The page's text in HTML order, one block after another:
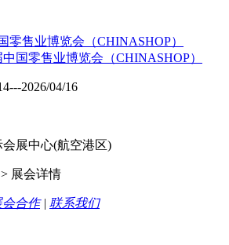
国零售业博览会（CHINASHOP）
2026/04/16
展中心(航空港区)
展会详情
会合作| 联系我们